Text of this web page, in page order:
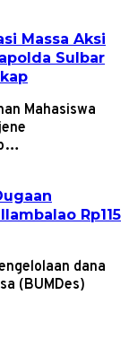
Massa Aksi
Sulbar
Mahasiswa
Rp115
dana
(BUMDes)